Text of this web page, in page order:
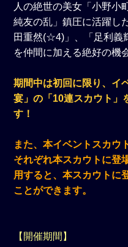
人の絶世の美女「小野
純友の乱」鎮圧に活躍し
田重然(☆4)」、「足利義
を仲間に加える絶好の機
期間中は初回に限り、イ
宴」の「10連スカウト」
す！
また、本イベントスカウ
それぞれ本スカウトに登
用すると、本スカウトに
ことができます。
【開催期間】